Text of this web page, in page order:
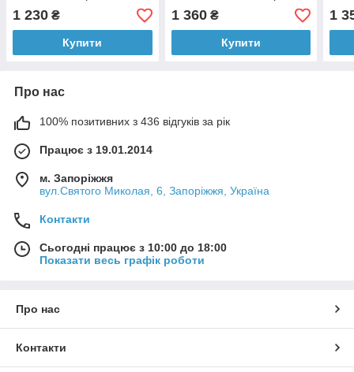
тачскріном, OLED (small
size lcd)
1 230 ₴
Купити
тачскрином, OLED (small
size lcd)
1 360₴
Купити
size
1
Про нас
100% позитивних з 436 відгуків за рік
Працює з 19.01.2014
м. Запоріжжя
вул.Святого Миколая, 6, Запоріжжя, Україна
Контакти
Сьогодні працює з 10:00 до 18:00
Показати весь графік роботи
Про нас
Контакти